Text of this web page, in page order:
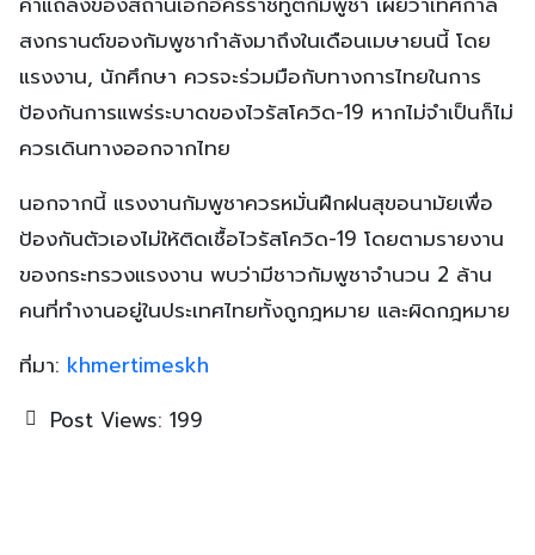
สงกรานต์ของกัมพูชากำลังมาถึงในเดือนเมษายนนี้ โดย
แรงงาน, นักศึกษา ควรจะร่วมมือกับทางการไทยในการ
ป้องกันการแพร่ระบาดของไวรัสโควิด-19 หากไม่จำเป็นก็ไม่
ควรเดินทางออกจากไทย
นอกจากนี้ แรงงานกัมพูชาควรหมั่นฝึกฝนสุขอนามัยเพื่อ
ป้องกันตัวเองไม่ให้ติดเชื้อไวรัสโควิด-19 โดยตามรายงาน
ของกระทรวงแรงงาน พบว่ามีชาวกัมพูชาจำนวน 2 ล้าน
คนที่ทำงานอยู่ในประเทศไทยทั้งถูกฎหมาย และผิดกฎหมาย
ที่มา: khmertimeskh
Post Views: 199